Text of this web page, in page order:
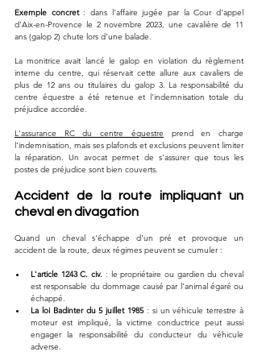
Exemple concret : dans l'affaire jugée par la Cour d'appel
d'Aix-en-Provence le 2 novembre 2023, une cavalière de 11
ans (galop 2) chute lors d'une balade.
La monitrice avait lancé le galop en violation du règlement
interne du centre, qui réservait cette allure aux cavaliers de
plus de 12 ans ou titulaires du galop 3. La responsabilité du
centre équestre a été retenue et l'indemnisation totale du
préjudice accordée.
L'assurance RC du centre équestre prend en charge
l'indemnisation, mais ses plafonds et exclusions peuvent limiter
la réparation. Un avocat permet de s'assurer que tous les
postes de préjudice sont bien couverts.
Accident de la route impliquant un
cheval en divagation
Quand un cheval s'échappe d'un pré et provoque un
accident de la route, deux régimes peuvent se cumuler :
L'article 1243 C. civ. : le propriétaire ou gardien du cheval
est responsable du dommage causé par l'animal égaré ou
échappé.
La loi Badinter du 5 juillet 1985 : si un véhicule terrestre à
moteur est impliqué, la victime conductrice peut aussi
engager la responsabilité du conducteur du véhicule
adverse.